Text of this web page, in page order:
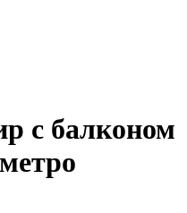
с балконом